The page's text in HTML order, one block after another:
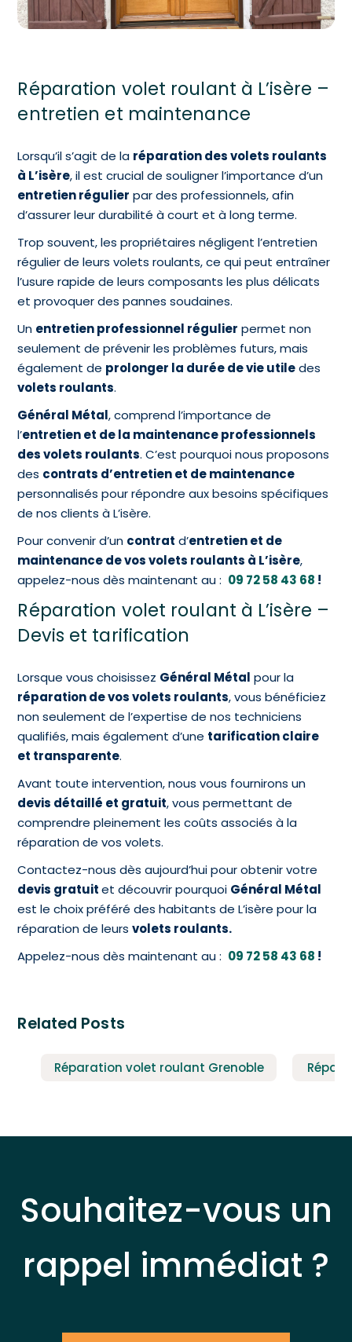
Réparation volet roulant à L’isère –
entretien et maintenance
Lorsqu’il s’agit de la réparation des volets roulants
à L’isère, il est crucial de souligner l’importance d’un
entretien régulier par des professionnels, afin
d’assurer leur durabilité à court et à long terme.
Trop souvent, les propriétaires négligent l’entretien
régulier de leurs volets roulants, ce qui peut entraîner
l’usure rapide de leurs composants les plus délicats
et provoquer des pannes soudaines.
Un entretien professionnel régulier permet non
seulement de prévenir les problèmes futurs, mais
également de prolonger la durée de vie utiledes
volets roulants.
Général Métal, comprend l’importance de
l’entretien et de la maintenance professionnels
des volets roulants. C’est pourquoi nous proposons
des contrats d’entretien et de maintenance
personnalisés pour répondre aux besoins spécifiques
de nos clients à L’isère.
Pour convenir d’un contrat d’entretien et de
maintenance de vos volets roulants à L’isère,
appelez-nous dès maintenant au : 09 72 58 43 68 !
Réparation volet roulant à L’isère –
Devis et tarification
Lorsque vous choisissez Général Métal pour la
réparation de vos volets roulants, vous bénéficiez
non seulement de l’expertise de nos techniciens
qualifiés, mais également d’une tarification claire
et transparente.
Avant toute intervention, nous vous fournirons un
devis détaillé et gratuit, vous permettant de
comprendre pleinement les coûts associés à la
réparation de vos volets.
Contactez-nous dès aujourd’hui pour obtenir votre
devis gratuitet découvrir pourquoi Général Métal
est le choix préféré des habitants de L’isère pour la
réparation de leursvolets roulants.
Appelez-nous dès maintenant au : 09 72 58 43 68 !
Related Posts
Réparation volet roulant Grenoble
Souhaitez-vous un
rappel immédiat ?